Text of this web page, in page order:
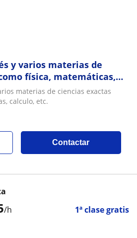
y varios materias de
física, matemáticas,
materias de ciencias exactas
calculo, etc.
Contactar
/h 1ª clase gratis